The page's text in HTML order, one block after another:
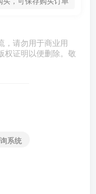
，请勿用于商业用
权证明以便删除。敬
系统